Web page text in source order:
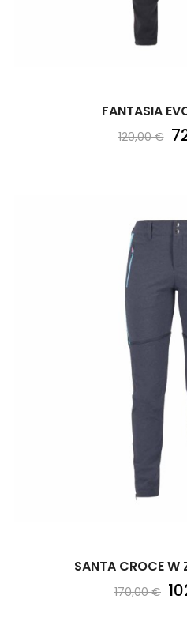
FANTASIA
120,00 €
SANTA CROCE W
170,00 €